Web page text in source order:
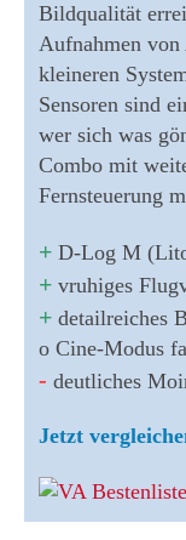
Bildqualität
Aufnahmen von
kleineren
Sensoren sind
wer sich was
Combo mit
Fernsteuerung
+ D-Log M
+ vruhiges
+ detailreiches
o Cine-Modus
- deutliches
Jetzt